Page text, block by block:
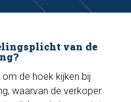
van de
de hoek kijken bij
waarvan de verkoper